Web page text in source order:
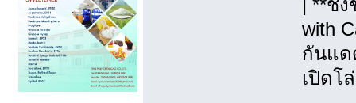
with
กันแด
เปิดโ